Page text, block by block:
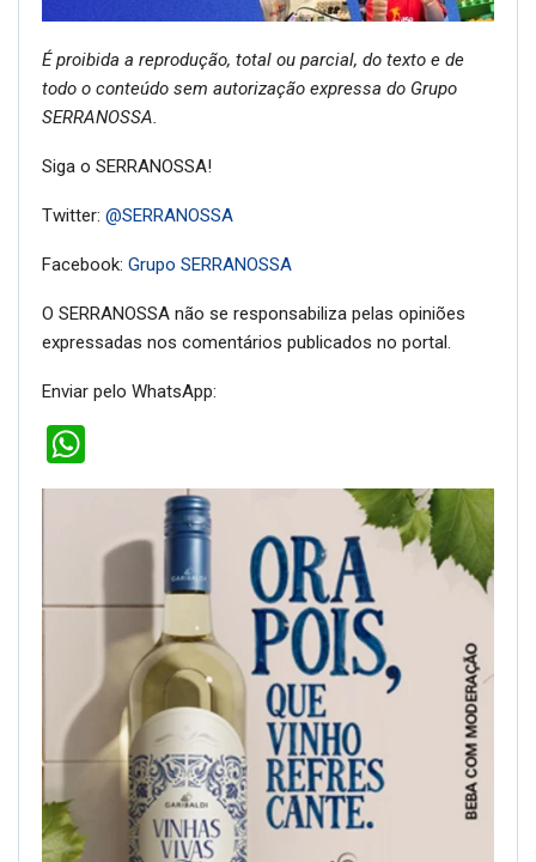
É proibida a reprodução, total ou parcial, do texto e de
todo o conteúdo sem autorização expressa do Grupo
SERRANOSSA.
Siga o SERRANOSSA!
Twitter: @SERRANOSSA
Facebook: Grupo SERRANOSSA
O SERRANOSSA não se responsabiliza pelas opiniões
expressadas nos comentários publicados no portal.
Enviar pelo WhatsApp: